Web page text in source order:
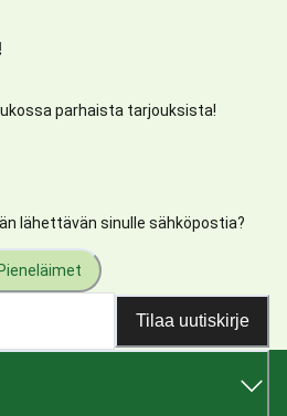
parhaista tarjouksista!
lähettävän sinulle sähköpostia?
Pieneläimet
Tilaa uutiskirje